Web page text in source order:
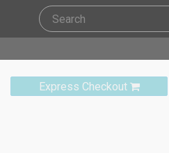
Express Checkout